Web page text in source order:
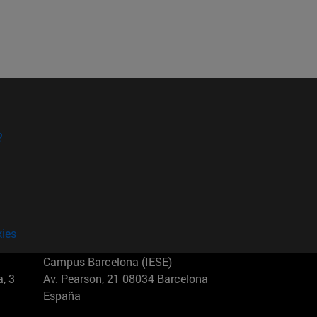
3
Campus Barcelona (IESE)
Av. Pearson, 21 08034 Barcelona
España